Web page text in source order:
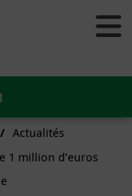
Actualités
1 million d’euros